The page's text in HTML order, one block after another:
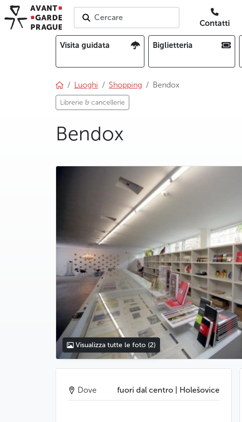
Cercare
Contatti
Visita guidata Biglietteria
Luoghi Shopping Bendox
Librerie & cancellerie
Bendox
Visualizza tutte le foto (2)
Dove fuori dal centro | Holešovice